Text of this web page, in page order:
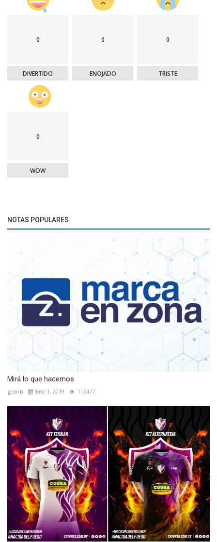
0
DIVERTIDO
0
ENOJADO
0
TRISTE
0
WOW
NOTAS POPULARES
Mirá lo que hacemos
gcorti Ene 1, 2019 115477